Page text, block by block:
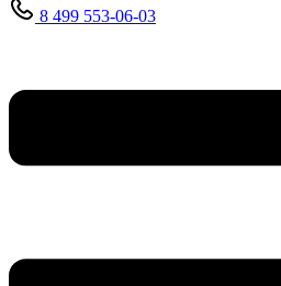
8 499 553-06-03